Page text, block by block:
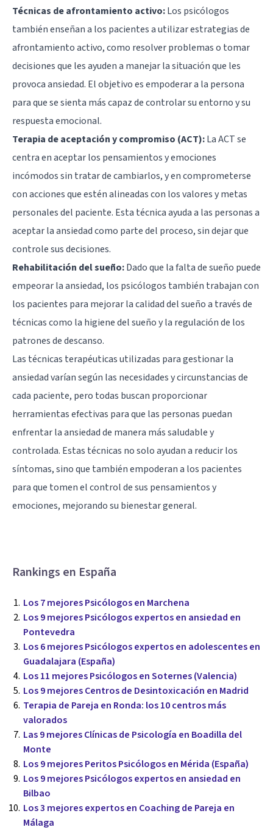
Técnicas de afrontamiento activo:Los psicólogos
también enseñan a los pacientes a utilizar estrategias de
afrontamiento activo, como resolver problemas o tomar
decisiones que les ayuden a manejar la situación que les
provoca ansiedad. El objetivo es empoderar a la persona
para que se sienta más capaz de controlar su entorno y su
respuesta emocional.
Terapia de aceptación y compromiso (ACT):La ACT se
centra en aceptar los pensamientos y emociones
incómodos sin tratar de cambiarlos, y en comprometerse
con acciones que estén alineadas con los valores y metas
personales del paciente. Esta técnica ayuda a las personas a
aceptar la ansiedad como parte del proceso, sin dejar que
controle sus decisiones.
Rehabilitación del sueño:Dado que la falta de sueño puede
empeorar la ansiedad, los psicólogos también trabajan con
los pacientes para mejorar la calidad del sueño a través de
técnicas como la higiene del sueño y la regulación de los
patrones de descanso.
Las técnicas terapéuticas utilizadas para gestionar la
ansiedad varían según las necesidades y circunstancias de
cada paciente, pero todas buscan proporcionar
herramientas efectivas para que las personas puedan
enfrentar la ansiedad de manera más saludable y
controlada. Estas técnicas no solo ayudan a reducir los
síntomas, sino que también empoderan a los pacientes
para que tomen el control de sus pensamientos y
emociones, mejorando su bienestar general.
Rankings en España
Los 7 mejores Psicólogos en Marchena
Los 9 mejores Psicólogos expertos en ansiedad en
Pontevedra
Los 6 mejores Psicólogos expertos en adolescentes en
Guadalajara (España)
Los 11 mejores Psicólogos en Soternes (Valencia)
Los 9 mejores Centros de Desintoxicación en Madrid
Terapia de Pareja en Ronda: los 10 centros más
valorados
Las 9 mejores Clínicas de Psicología en Boadilla del
Monte
Los 9 mejores Peritos Psicólogos en Mérida (España)
Los 9 mejores Psicólogos expertos en ansiedad en
Bilbao
Los 3 mejores expertos en Coaching de Pareja en
Málaga